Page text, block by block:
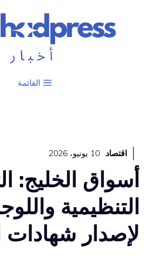
القائمة
اقتصاد 10 يونيو، 2026
أسواق الخليج:
التنظيمية
لإصدار شهادات